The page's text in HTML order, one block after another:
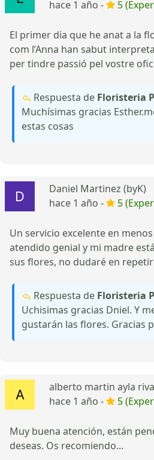
hace 1 año - 5
El primer dia que he anat a la
com l’Anna han sabut
per tindre passió pel vostre
Respuesta de Floristeria
Muchísimas gracias
estas cosas
Daniel Martinez (byK)
hace 1 año -
5
Un servicio excelente en
atendido genial y mi madre
sus flores, no dudaré en
Respuesta de Floristeria
Uchisimas gracias Dniel. Y
gustarán las flores. Gracias
alberto martin ayla
hace 1 año -
5
Muy buena atención, están
deseas. Os recomiendo...